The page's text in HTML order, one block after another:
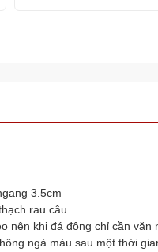
3.5cm
rau câu.
nên khi đá đông chỉ cần vặn
ngả màu sau một thời